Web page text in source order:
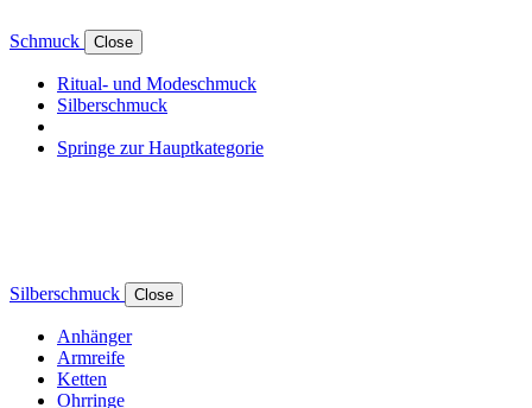
Schmuck Close
Ritual- und Modeschmuck
Silberschmuck
Springe zur Hauptkategorie
Silberschmuck Close
Anhänger
Armreife
Ketten
Ohrringe